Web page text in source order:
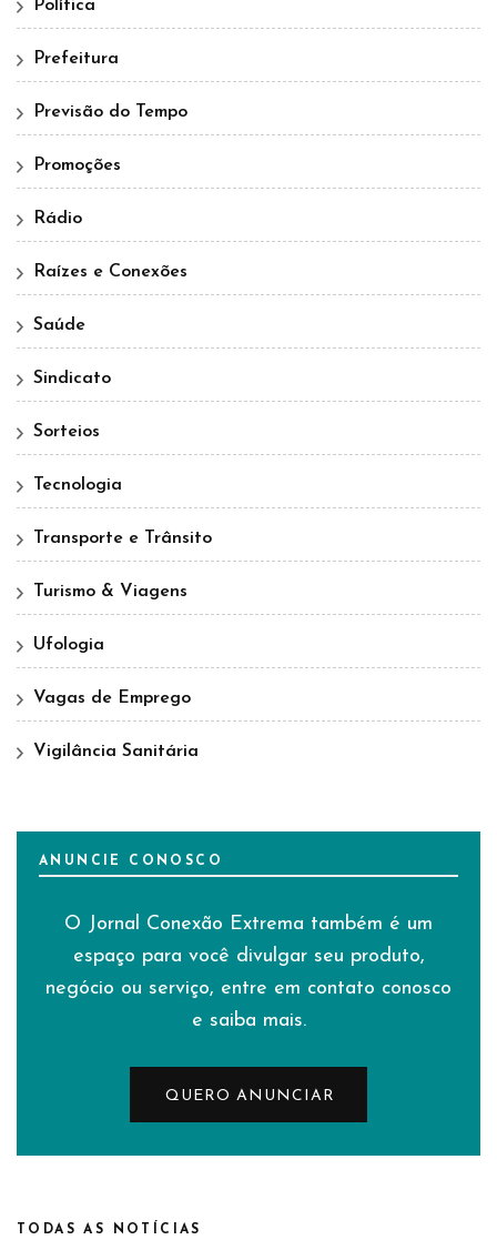
Política
Prefeitura
Previsão do Tempo
Promoções
Rádio
Raízes e Conexões
Saúde
Sindicato
Sorteios
Tecnologia
Transporte e Trânsito
Turismo & Viagens
Ufologia
Vagas de Emprego
Vigilância Sanitária
ANUNCIE CONOSCO
O Jornal Conexão Extrema também é um
espaço para você divulgar seu produto,
negócio ou serviço, entre em contato conosco
e saiba mais.
QUERO ANUNCIAR
TODAS AS NOTÍCIAS